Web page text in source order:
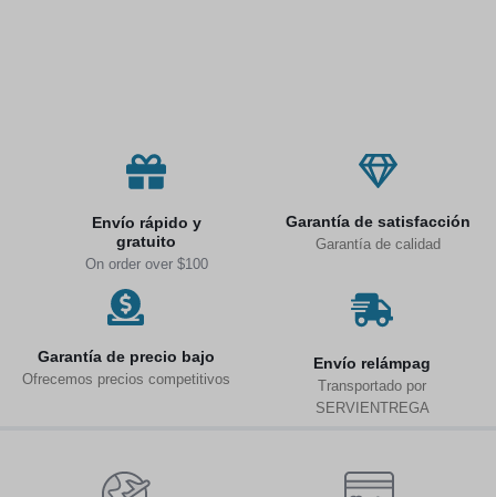
Envío rápido y
gratuito
On order over $100
Garantía de satisfacción
Garantía de calidad
Garantía de precio bajo
Ofrecemos precios competitivos
Envío relámpag
Transportado por
SERVIENTREGA